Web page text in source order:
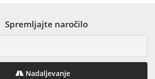
Spremljajte naročilo
Nadaljevanje